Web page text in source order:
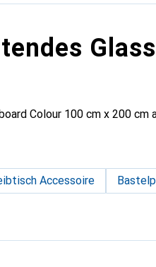
Colour 100 cm x 200 cm
Accessoire